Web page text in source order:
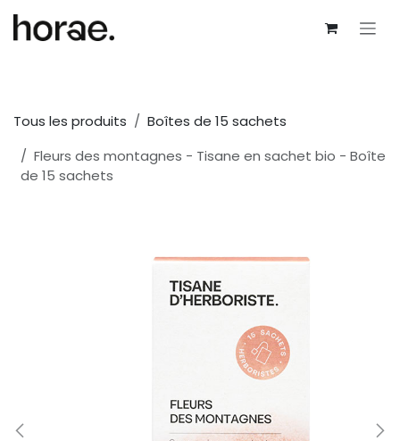
Tous les produits
Boîtes de 15 sachets
Fleurs des montagnes - Tisane en sachet bio - Boîte
de 15 sachets